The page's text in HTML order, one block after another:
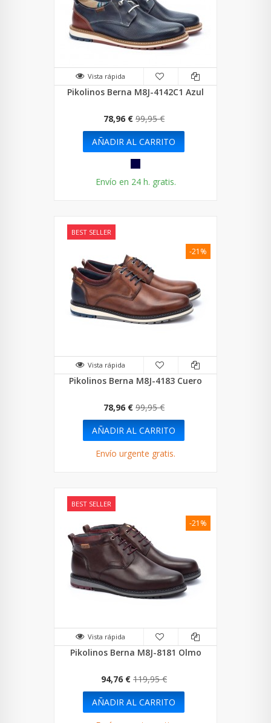
Vista rápida
Pikolinos Berna M8J-4142C1 Azul
78,96 € 99,95 €
AÑADIR AL CARRITO
Envío en 24 h. gratis.
BEST SELLER
Vista rápida
Pikolinos Berna M8J-4183 Cuero
78,96 € 99,95 €
-21%
AÑADIR AL CARRITO
Envío urgente gratis.
BEST SELLER
Vista rápida
Pikolinos Berna M8J-8181 Olmo
94,76 € 119,95 €
-21%
AÑADIR AL CARRITO